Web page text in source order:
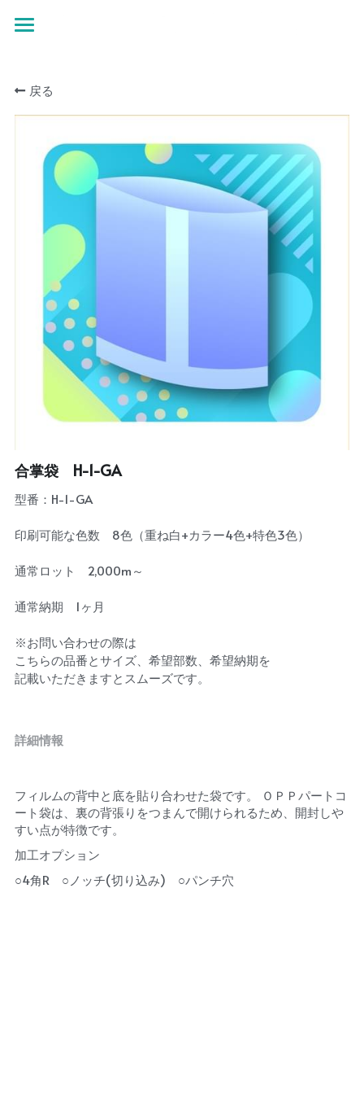
お問い合わせ
オンデマンド特設ページ
戻る
合掌袋 H-1-GA
型番：H-1-GA
印刷可能な色数 8色（重ね白+カラー4色+特色3色）
通常ロット 2,000m～
通常納期 1ヶ月
※お問い合わせの際は
こちらの品番とサイズ、希望部数、希望納期を
記載いただきますとスムーズです。
詳細情報
フィルムの背中と底を貼り合わせた袋です。 ＯＰＰパートコ
ート袋は、裏の背張りをつまんで開けられるため、開封しや
すい点が特徴です。
加工オプション
○4角R　○ノッチ(切り込み)　○パンチ穴